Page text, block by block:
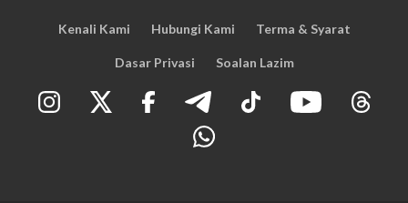
Kenali Kami Hubungi Kami Terma & Syarat
Dasar Privasi Soalan Lazim